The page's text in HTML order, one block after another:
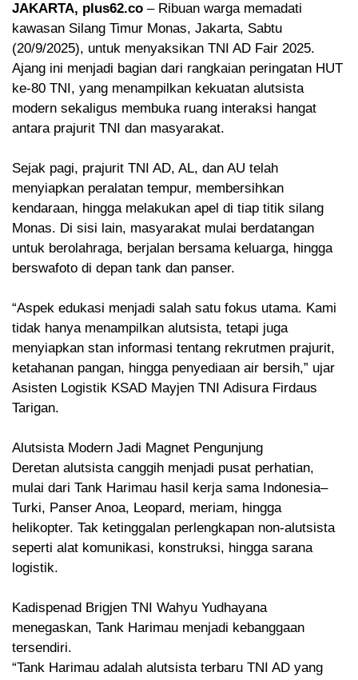
JAKARTA, plus62.co – Ribuan warga memadati
kawasan Silang Timur Monas, Jakarta, Sabtu
(20/9/2025), untuk menyaksikan TNI AD Fair 2025.
Ajang ini menjadi bagian dari rangkaian peringatan HUT
ke-80 TNI, yang menampilkan kekuatan alutsista
modern sekaligus membuka ruang interaksi hangat
antara prajurit TNI dan masyarakat.
‎Sejak pagi, prajurit TNI AD, AL, dan AU telah
menyiapkan peralatan tempur, membersihkan
kendaraan, hingga melakukan apel di tiap titik silang
Monas. Di sisi lain, masyarakat mulai berdatangan
untuk berolahraga, berjalan bersama keluarga, hingga
berswafoto di depan tank dan panser.
‎“Aspek edukasi menjadi salah satu fokus utama. Kami
tidak hanya menampilkan alutsista, tetapi juga
menyiapkan stan informasi tentang rekrutmen prajurit,
ketahanan pangan, hingga penyediaan air bersih,” ujar
Asisten Logistik KSAD Mayjen TNI Adisura Firdaus
Tarigan.
‎Alutsista Modern Jadi Magnet Pengunjung
‎Deretan alutsista canggih menjadi pusat perhatian,
mulai dari Tank Harimau hasil kerja sama Indonesia–
Turki, Panser Anoa, Leopard, meriam, hingga
helikopter. Tak ketinggalan perlengkapan non-alutsista
seperti alat komunikasi, konstruksi, hingga sarana
logistik.
‎Kadispenad Brigjen TNI Wahyu Yudhayana
menegaskan, Tank Harimau menjadi kebanggaan
tersendiri.
‎“Tank Harimau adalah alutsista terbaru TNI AD yang